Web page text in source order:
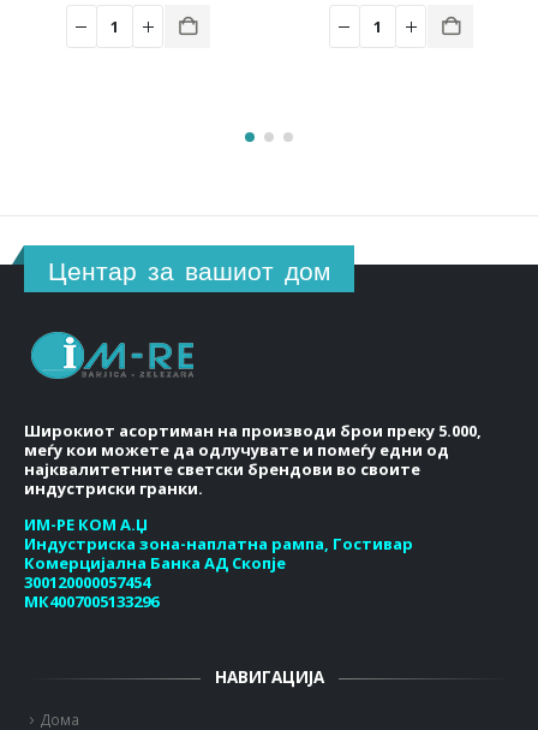
was:
140.00 ден. 105.00 ден.
was:
58.00 ден.
Центар за вашиот дом
Широкиот асортиман на производи брои преку 5.000,
меѓу кои можете да одлучувате и помеѓу едни од
најквалитетните светски брендови во своите
индустриски гранки.
ИМ-РЕ КОМ А.Џ
Индустриска зона-наплатна рампа, Гостивар
Комерцијална Банка АД Скопје
300120000057454
МК4007005133296
НАВИГАЦИЈА
Дома